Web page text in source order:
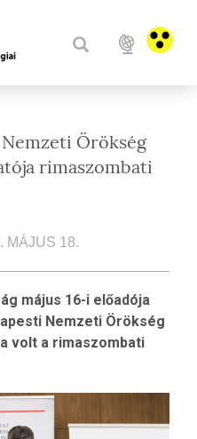
Örökség
rimaszombati
MÁJUS 18.
május 16-i előadója
Nemzeti Örökség
volt a rimaszombati